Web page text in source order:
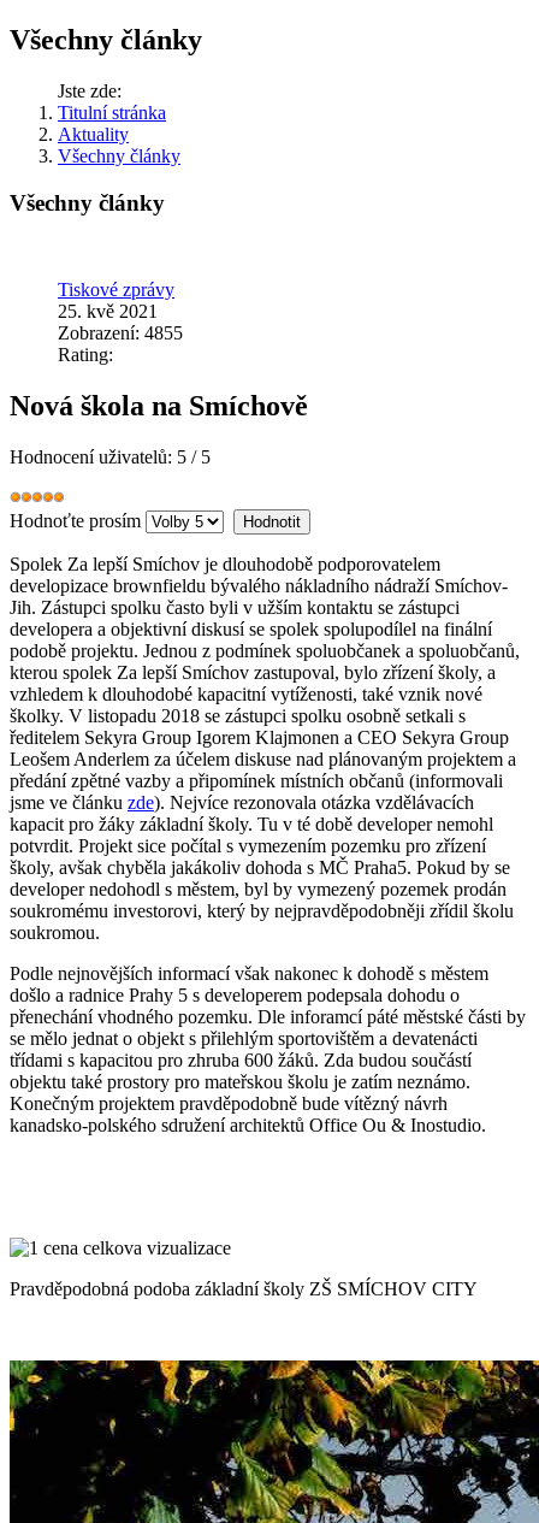
Všechny články
Jste zde:
Titulní stránka
Aktuality
Všechny články
Všechny články
Tiskové zprávy
25. kvě 2021
Zobrazení: 4855
Rating:
Nová škola na Smíchově
Hodnocení uživatelů: 5 / 5
Hodnoťte prosím
Spolek Za lepší Smíchov je dlouhodobě podporovatelem
developizace brownfieldu bývalého nákladního nádraží Smíchov-
Jih. Zástupci spolku často byli v užším kontaktu se zástupci
developera a objektivní diskusí se spolek spolupodílel na finální
podobě projektu. Jednou z podmínek spoluobčanek a spoluobčanů,
kterou spolek Za lepší Smíchov zastupoval, bylo zřízení školy, a
vzhledem k dlouhodobé kapacitní vytíženosti, také vznik nové
školky. V listopadu 2018 se zástupci spolku osobně setkali s
ředitelem Sekyra Group Igorem Klajmonen a CEO Sekyra Group
Leošem Anderlem za účelem diskuse nad plánovaným projektem a
předání zpětné vazby a připomínek místních občanů (informovali
jsme ve článku zde). Nejvíce rezonovala otázka vzdělávacích
kapacit pro žáky základní školy. Tu v té době developer nemohl
potvrdit. Projekt sice počítal s vymezením pozemku pro zřízení
školy, avšak chyběla jakákoliv dohoda s MČ Praha5. Pokud by se
developer nedohodl s městem, byl by vymezený pozemek prodán
soukromému investorovi, který by nejpravděpodobněji zřídil školu
soukromou.
Podle nejnovějších informací však nakonec k dohodě s městem
došlo a radnice Prahy 5 s developerem podepsala dohodu o
přenechání vhodného pozemku. Dle inforamcí páté městské části by
se mělo jednat o objekt s přilehlým sportovištěm a devatenácti
třídami s kapacitou pro zhruba 600 žáků. Zda budou součástí
objektu také prostory pro mateřskou školu je zatím neznámo.
Konečným projektem pravděpodobně bude vítězný návrh
kanadsko-polského sdružení architektů Office Ou & Inostudio.
Pravděpodobná podoba základní školy ZŠ SMÍCHOV CITY